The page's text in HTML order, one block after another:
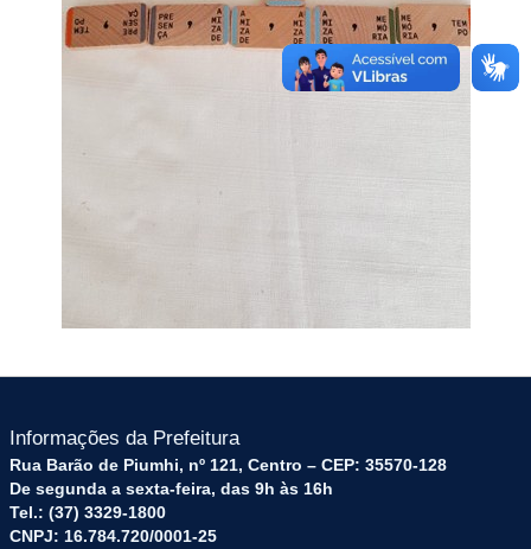
Informações da Prefeitura
Rua Barão de Piumhi, nº 121, Centro – CEP: 35570-128
De segunda a sexta-feira, das 9h às 16h
Tel.: (37) 3329-1800
CNPJ: 16.784.720/0001-25